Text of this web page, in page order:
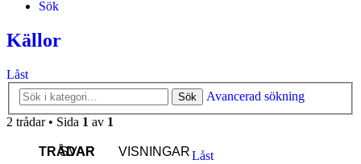
Sök
Källor
Låst
Sök
Avancerad sökning
2 trådar • Sida 1 av 1
TRÅDAR
SVAR
VISNINGARLåst